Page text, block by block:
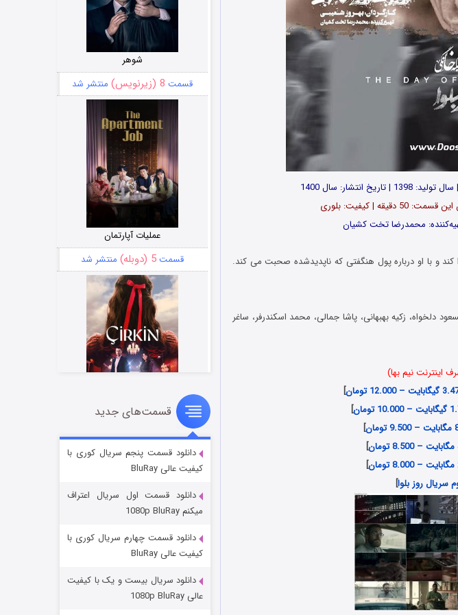
| تاریخ انتشار: سال 1400
و با او درباره پول هنگفتی که ناپدیدشده صحبت می کند.
دلخواه، زکیه بهبهانی، پاشا جمالی، محمد اسکندرفر، ساغر
اینترنت نیم بها)
]
]
]
]
]
سریال روز بلوا]
شوهر
قسمت 8 (زیرنویس) منتشر شد
عملیات آپارتمان
قسمت5 (دوبله) منتشر شد
سریال زشت
قسمت2 (زیرنویس) منتشر شد
مردگان متحرک: شهر مرده ۳
قسمت‌های جدید
دانلود قسمت پنجم سریال کوری با
کیفیت عالی BluRay
دانلود قسمت اول سریال اعتراف
میکنم 1080p BluRay
دانلود قسمت چهارم سریال کوری با
کیفیت عالی BluRay
دانلود سریال بیست و یک با کیفیت
عالی 1080p BluRay